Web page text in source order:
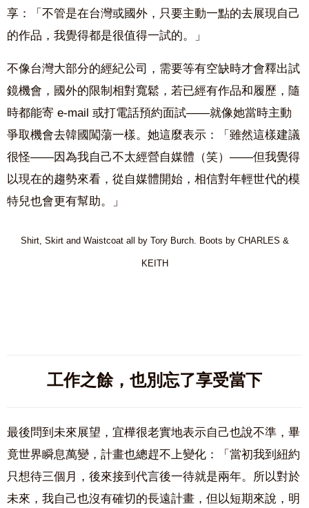
享：「不管是在台灣或國外，只要主動一點的去展現自己
的作品，我覺得都是很值得一試的。」
不像台灣大部分的經紀公司，需要等有空缺時才會釋出試
鏡機會，國外的限制相對寬鬆，若已經有作品和履歷，隨
時都能寄 e-mail 或打電話預約面試——就像她當時主動
爭取機會去韓國闖蕩一樣。她這麼表示：「雖然這樣建議
很怪——因為我自己不太經營自媒體（笑）——但我覺得
以現在的趨勢來看，從自媒體開始，相信對年輕世代的模
特兒也會更有幫助。」
Shirt, Skirt and Waistcoat all by Tory Burch. Boots by CHARLES &
KEITH
工作之餘，也別忘了享受當下
最後問到未來展望，宜樺很老實地表示自己也說不準，畢
竟世界瞬息萬變，計畫也總趕不上變化：「當初我到紐約
只想待三個月，後來接到代言後一待就是兩年。所以對於
未來，我自己也沒有確切的長遠計畫，但以短期來說，明